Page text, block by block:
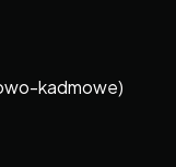
kadmowe)